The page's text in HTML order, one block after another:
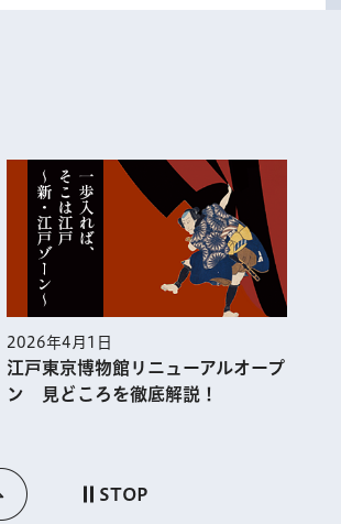
ドを表示次のスライドを表示
STOP
2026年4月1日
江戸東京博物館リニューアルオープ
ン 見どころを徹底解説！